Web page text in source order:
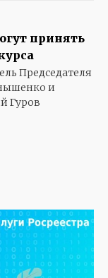
принять
Председателя
и
Гуров